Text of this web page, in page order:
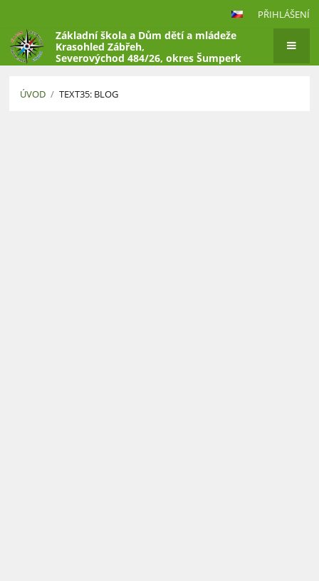
PŘIHLÁŠENÍ
Základní škola a Dům dětí a mládeže
Krasohled Zábřeh,
Severovýchod 484/26, okres Šumperk
ÚVOD / TEXT35: BLOG